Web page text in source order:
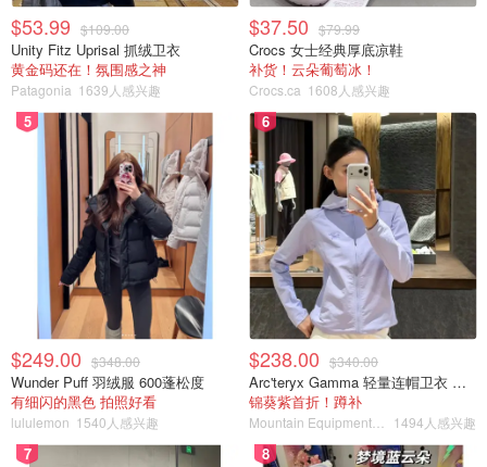
$53.99 $109.00
Unity Fitz Uprisal 抓绒卫衣
黄金码还在！氛围感之神
Patagonia 1639人感兴趣
$37.50 $79.99
Crocs 女士经典厚底凉鞋
补货！云朵葡萄冰！
Crocs.ca 1608人感兴趣
5
$249.00 $348.00
Wunder Puff 羽绒服 600蓬松度
有细闪的黑色 拍照好看
lululemon 1540人感兴趣
6
$238.00 $340.00
Arc'teryx Gamma 轻量连帽卫衣 女款
锦葵紫首折！蹲补
1494人感兴趣
7 8